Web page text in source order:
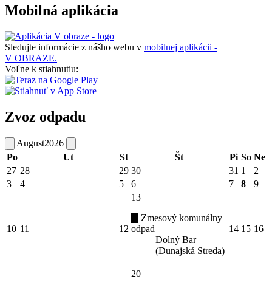
Mobilná aplikácia
Sledujte informácie z nášho webu v mobilnej aplikácii -
V OBRAZE.
Voľne k stiahnutiu:
Zvoz odpadu
August2026
Po
Ut St Št Pi So Ne
27 28 29 30 31 1
2
3
4 5 6 7 8 9
10 11 12
13
Zmesový komunálny
odpad
Dolný Bar
(Dunajská Streda)
14 15 16
20